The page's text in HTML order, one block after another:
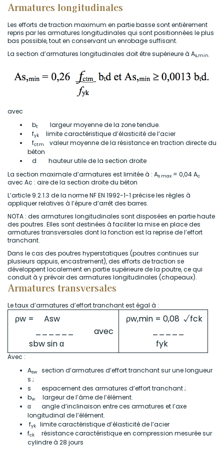
Armatures longitudinales
Les efforts de traction maximum en partie basse sont entièrement
repris par les armatures longitudinales qui sont positionnées le plus
bas possible, tout en conservant un enrobage suffisant.
La section d’armatures longitudinales doit être supérieure à As,min.
avec
bt
largeur moyenne de la zone tendue.
fyk
limite caractéristique d’élasticité de l’acier
fctm
valeur moyenne de la résistance en traction directe du
béton
d hauteur utile de la section droite
La section maximale d’armatures est limitée à : As max = 0,04 Ac
avec Ac : aire de la section droite du béton
L’article 9.2.1.3 de la norme NF EN 1992-1-1 précise les règles à
appliquer relatives à l’épure d’arrêt des barres.
NOTA : des armatures longitudinales sont disposées en partie haute
des poutres. Elles sont destinées à faciliter la mise en place des
armatures transversales dont la fonction est la reprise de l’effort
tranchant.
Dans le cas des poutres hyperstatiques (poutres continues sur
plusieurs appuis, encastrement), des efforts de traction se
développent localement en partie supérieure de la poutre, ce qui
conduit à y prévoir des armatures longitudinales (chapeaux).
Armatures transversales
Le taux d’armatures d’effort tranchant est égal à :
ρw = Asw
______ avec
sbw sin α
ρw,min = 0,08 √fck
fyk
Avec :
Aswsection d’armatures d’effort tranchant sur une longueur
s ;
s espacement des armatures d’effort tranchant ;
bwlargeur de l’âme de l’élément.
α angle d’inclinaison entre ces armatures et l’axe
longitudinal de l’élément.
fyk limite caractéristique d’élasticité de l’acier
fck
résistance caractéristique en compression mesurée sur
cylindre à 28 jours